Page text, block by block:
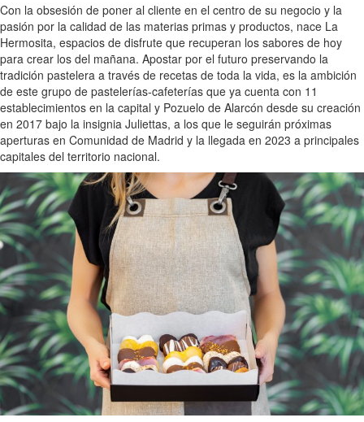
Con la obsesión de poner al cliente en el centro de su negocio y la
pasión por la calidad de las materias primas y productos, nace La
Hermosita, espacios de disfrute que recuperan los sabores de hoy
para crear los del mañana. Apostar por el futuro preservando la
tradición pastelera a través de recetas de toda la vida, es la ambición
de este grupo de pastelerías-cafeterías que ya cuenta con 11
establecimientos en la capital y Pozuelo de Alarcón desde su creación
en 2017 bajo la insignia Juliettas, a los que le seguirán próximas
aperturas en Comunidad de Madrid y la llegada en 2023 a principales
capitales del territorio nacional.